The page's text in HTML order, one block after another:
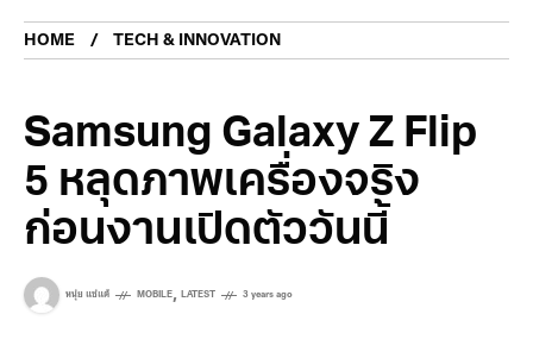
HOME TECH & INNOVATION
Samsung Galaxy Z Flip
5 หลุดภาพเครื่องจริง
ก่อนงานเปิดตัววันนี้
หนุ่ย แซ่แต้ MOBILE, LATEST 3 years ago